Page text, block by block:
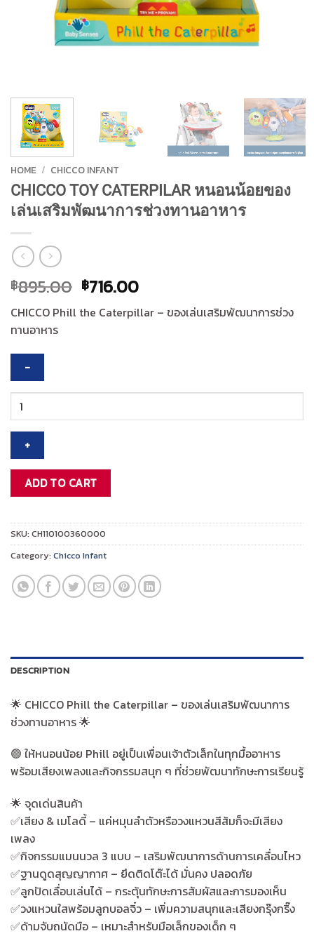
HOME / CHICCO INFANT
CHICCO TOY CATERPILAR หนอนน้อยของ
เล่นเสริมพัฒนาการช่วงทานอาหาร
฿895.00 Original
price
was:
฿716.00Current
price
is:
CHICCO Phill the Caterpillar – ของเล่นเสริมพัฒนาการช่วง
ทานอาหาร
CHICCO
TOY
CATERPILAR
หนอน
น้อย
ของ
เล่น
พัฒนาการ
ช่วง
ทาน
อาหาร
quantity
ADD TO CART
SKU: CH110100360000
Category: Chicco Infant
DESCRIPTION
🌟 CHICCO Phill the Caterpillar – ของเล่นเสริมพัฒนาการ
ช่วงทานอาหาร 🌟
🟢 ให้หนอนน้อย Phill อยู่เป็นเพื่อนเจ้าตัวเล็กในทุกมื้ออาหาร
พร้อมเสียงเพลงและกิจกรรมสนุก ๆ ที่ช่วยพัฒนาทักษะการเรียนรู้
🌟 จุดเด่นสินค้า
✅️เสียง & เมโลดี้ – แค่หมุนลำตัวหรือวงแหวนสีส้มก็จะมีเสียง
เพลง
✅️กิจกรรมแมนนวล 3 แบบ – เสริมพัฒนาการด้านการเคลื่อนไหว
✅️ฐานดูดสุญญากาศ – ยึดติดโต๊ะได้ มั่นคง ปลอดภัย
✅️ลูกปัดเลื่อนเล่นได้ – กระตุ้นทักษะการสัมผัสและการมองเห็น
✅️วงแหวนใสพร้อมลูกบอลจิ๋ว – เพิ่มความสนุกและเสียงกรุ๊งกริ๊ง
✅️ด้ามจับถนัดมือ – เหมาะสำหรับมือเล็กของเด็ก ๆ